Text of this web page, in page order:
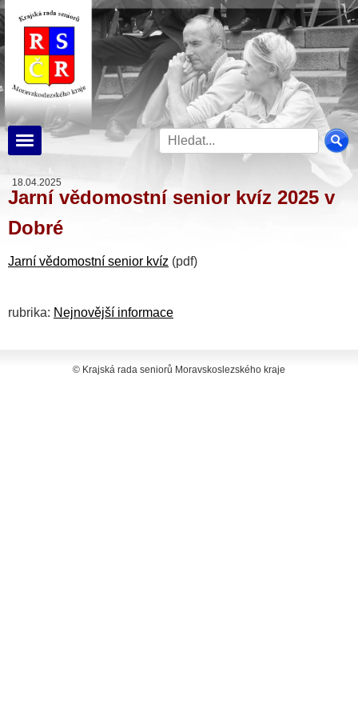
18.04.2025
Jarní vědomostní senior kvíz 2025 v
Dobré
Jarní vědomostní senior kvíz (pdf)
rubrika: Nejnovější informace
© Krajská rada seniorů Moravskoslezského kraje